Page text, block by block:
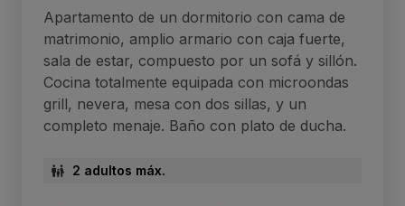
Apartamento de un dormitorio con cama de
matrimonio, amplio armario con caja fuerte,
sala de estar, compuesto por un sofá y sillón.
Cocina totalmente equipada con microondas
grill, nevera, mesa con dos sillas, y un
completo menaje. Baño con plato de ducha.
2 adultos máx.